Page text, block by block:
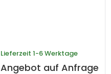
Lieferzeit 1-6 Werktage
Angebot auf Anfrage